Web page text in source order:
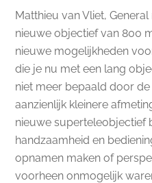
Matthieu van Vliet,
nieuwe objectief van 800
nieuwe mogelijkheden
die je nu met een lang
niet meer bepaald door de
aanzienlijk kleinere
nieuwe superteleobjectief
handzaamheid en
opnamen maken of
voorheen onmogelijk